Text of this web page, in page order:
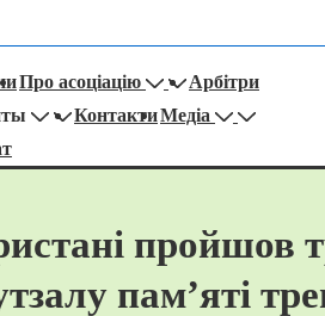
Про асоціацію
Арбітри
КонтактиМедіа
пройшов
пам’яті